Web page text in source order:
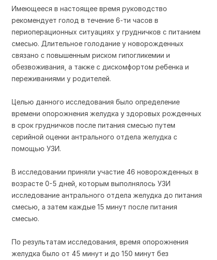
Имеющееся в настоящее время руководство
рекомендует голод в течение 6-ти часов в
периоперационных ситуациях у грудничков с питанием
смесью. Длительное голодание у новорожденных
связано с повышенным риском гипогликемии и
обезвоживания, а также с дискомфортом ребенка и
переживаниями у родителей.
Целью данного исследования было определение
времени опорожнения желудка у здоровых рожденных
в срок грудничков после питания смесью путем
серийной оценки антрального отдела желудка с
помощью УЗИ.
В исследовании приняли участие 46 новорожденных в
возрасте 0-5 дней, которым выполнялось УЗИ
исследование антрального отдела желудка до питания
смесью, а затем каждые 15 минут после питания
смесью.
По результатам исследования, время опорожнения
желудка было от 45 минут и до 150 минут без